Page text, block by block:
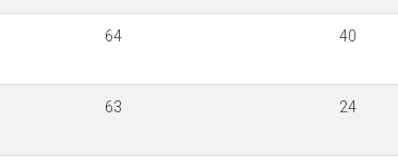
64 40
63 24